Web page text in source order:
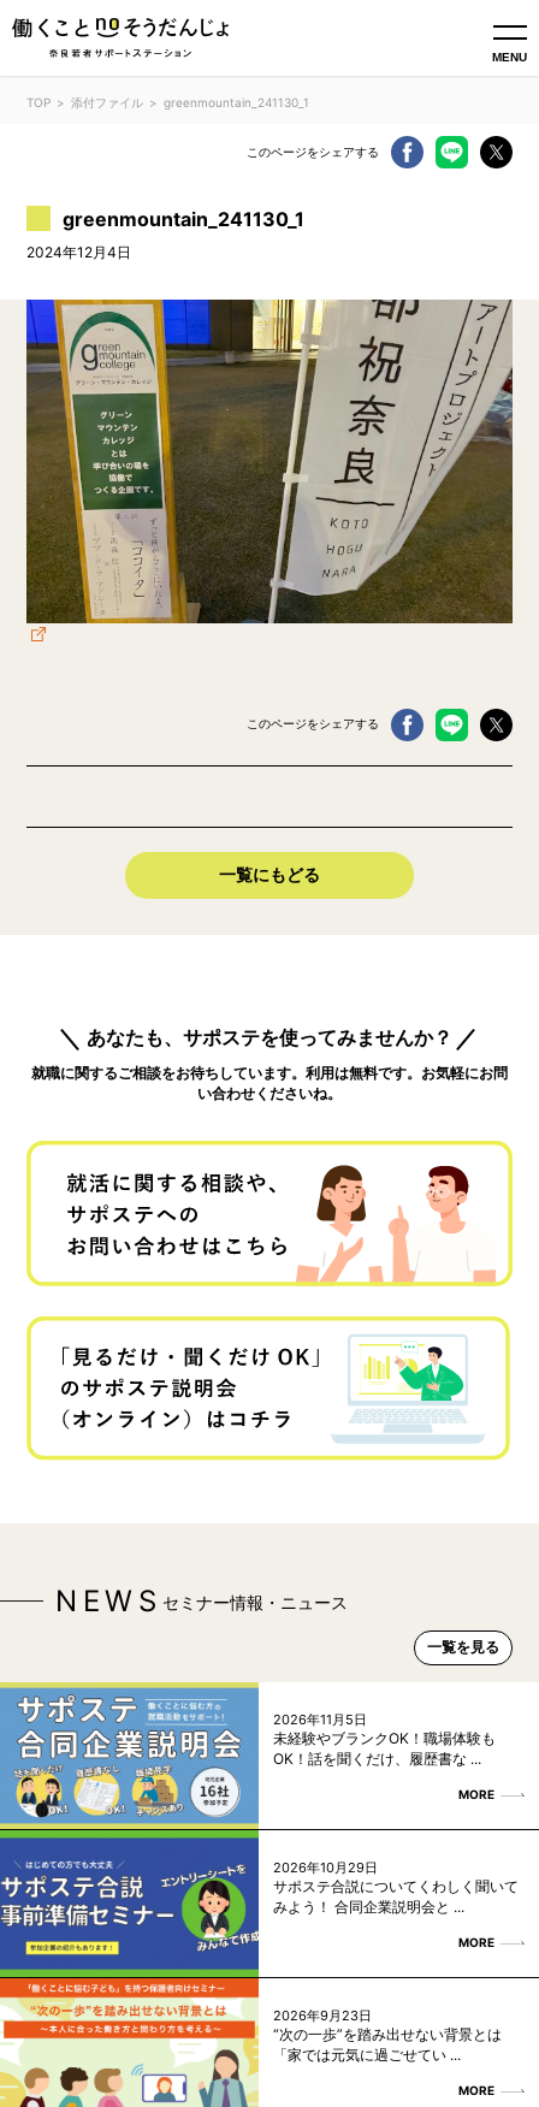
MENU
TOP 添付ファイル greenmountain_241130_1
このページをシェアする
greenmountain_241130_1
2024年12月4日
このページをシェアする
一覧にもどる
あなたも、サポステを使ってみませんか？
就職に関するご相談をお待ちしています。利用は無料です。お気軽にお問
い合わせくださいね。
NEWS セミナー情報・ニュース
一覧を見る
2026年11月5日
未経験やブランクOK！職場体験も
OK！話を聞くだけ、履歴書な ...
MORE
2026年10月29日
サポステ合説についてくわしく聞いて
みよう！ 合同企業説明会と ...
MORE
2026年9月23日
“次の一歩”を踏み出せない背景とは
「家では元気に過ごせてい ...
MORE